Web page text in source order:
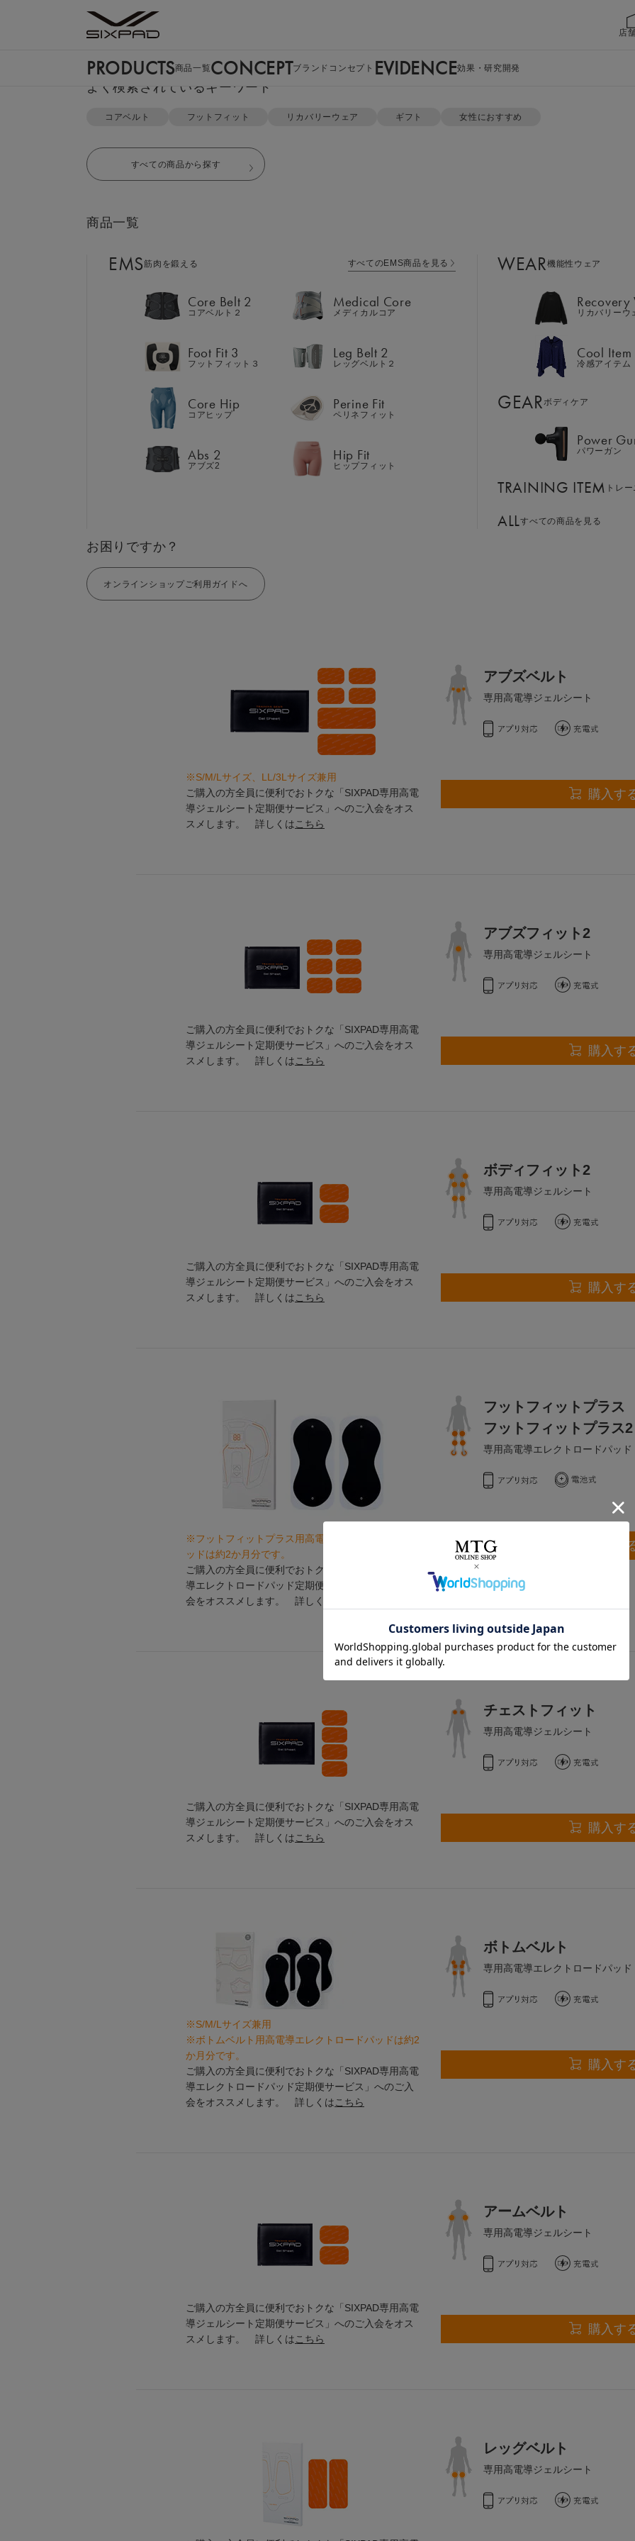
店
PRODUCTS商品一覧
Core Belt 2
GEAR
Power
TRAINING ITEMトレー
ALLすべての商品を見る
LIVE SHOPPING
AMBASSADOR
ブランド パートナー
SIXPAD CLUB
SIXPAD Health Coach
よく検索されているキーワード
コアベルト フットフィット リカバリーウェア ギフト 女性におすすめ
すべての商品から探す
商品一覧
EMS筋肉を鍛える
Core Belt 2
コアベルト２
Medical Core
メディカルコア
Foot Fit 3
フットフィット３
Leg Belt 2
レッグベルト２
Core Hip
コアヒップ
Perine Fit
ペリネフィット
Abs 2
アブズ2
Hip Fit
ヒップフィット
すべてのEMS商品を見る WEAR機能性ウェア
リカバリーウ
Cool Item
冷感アイテム
GEARボディケア
Power
パワーガン
TRAINING ITEM トレ
ALLすべての商品を見る
お困りですか？
オンラインショップご利用ガイドへ
PRODUCTS商品一覧CONCEPTブランドコンセプト EVIDENCE効果・研究開発
追加のご購入に。5,000円（税込）以上のご購入で
平日12時/土日祝9時までのご注文で当日出荷
お選びいただくお支払・配送方法などによっては対象外になります。詳しい配送に関す
SIXPAD（アプリ対応・充電型）のジェルシー
※S/M/Lサイズ、LL/3Lサイズ兼用
ご購入の方全員に便利でおトクな「SIXPAD専用高電
導ジェルシート定期便サービス」へのご入会をオス
スメします。 詳しくは こちら
アブズベルト
専用高電導ジェルシート
購入す
ご購入の方全員に便利でおトクな「SIXPAD専用高電
導ジェルシート定期便サービス」へのご入会をオス
スメします。 詳しくは こちら
アブズフィット2
専用高電導ジェルシート
購入す
ご購入の方全員に便利でおトクな「SIXPAD専用高電
導ジェルシート定期便サービス」へのご入会をオス
スメします。 詳しくは こちら
ボディフィット2
専用高電導ジェルシート
購入す
※フットフィットプラス用高電導エレクトロードパ
ッドは約2か月分です。
ご購入の方全員に便利でおトクな「SIXPAD専用高電
導エレクトロードパッド定期便サービス」へのご入
会をオススメします。 詳しくは
フットフィットプラス
フットフィットプラス2
専用高電導エレクトロードパッド
購入す
ご購入の方全員に便利でおトクな「SIXPAD専用高電
導ジェルシート定期便サービス」へのご入会をオス
スメします。 詳しくは こちら
チェストフィット
専用高電導ジェルシート
購入す
※S/M/Lサイズ兼用
※ボトムベルト用高電導エレクトロードパッドは約2
か月分です。
ご購入の方全員に便利でおトクな「SIXPAD専用高電
導エレクトロードパッド定期便サービス」へのご入
会をオススメします。 詳しくは こちら
ボトムベルト
専用高電導エレクトロードパッド
購入す
ご購入の方全員に便利でおトクな「SIXPAD専用高電
導ジェルシート定期便サービス」へのご入会をオス
スメします。 詳しくは こちら
アームベルト
専用高電導ジェルシート
購入す
レッグベルト
専用高電導ジェルシート